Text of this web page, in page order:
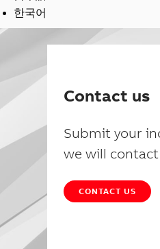
한국어
Contact us
Submit your
we will contact
CONTACT US